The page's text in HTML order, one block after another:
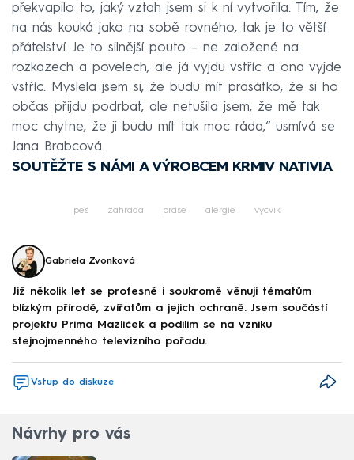
překvapilo to, jaký vztah jsem si k ní vytvořila. Tím, že
na nás kouká jako na sobě rovného, tak je to větší
přátelství. Je to silnější pouto – ne založené na
rozkazech a povelech, ale já vyjdu vstříc a ona vyjde
vstříc. Myslela jsem si, že budu mít prasátko, že si ho
občas přijdu podrbat, ale netušila jsem, že mě tak
moc chytne, že ji budu mít tak moc ráda,“ usmívá se
Jana Brabcová.
SOUTĚŽTE S NÁMI A VÝROBCEM KRMIV NATIVIA
pes zahrada prase alergie výcvik
Gabriela Zvonková
Již několik let se profesně i soukromě věnuji tématům
blízkým přírodě, zvířatům a jejich ochraně. Jsem součástí
projektu Prima Mazlíček a podílím se na vzniku
stejnojmenného televizního pořadu.
Vstup do diskuze
Návrhy pro vás